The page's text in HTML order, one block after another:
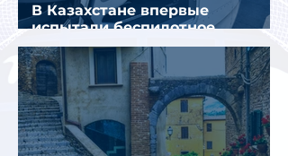
В Казахстане впервые
испытали беспилотное
аэротакси с пассажирами